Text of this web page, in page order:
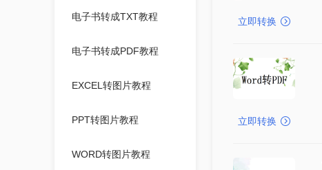
电子书转成TXT教程
电子书转成PDF教程
EXCEL转图片教程
PPT转图片教程
WORD转图片教程
立即转换
立即转换